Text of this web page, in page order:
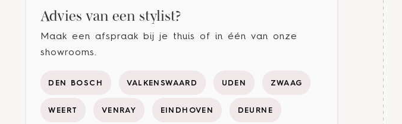
Advies van een stylist?
Maak een afspraak bij je thuis of in één van onze
showrooms.
DEN BOSCH VALKENSWAARD UDEN ZWAAG
WEERT VENRAY EINDHOVEN DEURNE